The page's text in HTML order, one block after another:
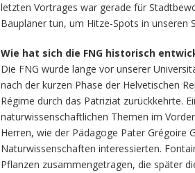
letzten Vortrages war gerade für
Bauplaner tun, um Hitze-Spots in
Wie hat sich die FNG historisch
Die FNG wurde lange vor unserer
nach der kurzen Phase der Helvetischen
Régime durch das Patriziat zurückkehrte.
naturwissenschaftlichen Themen im
Herren, wie der Pädagoge Pater Grégoire
Naturwissenschaften interessierten.
Pflanzen zusammengetragen, die später